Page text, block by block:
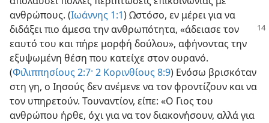
ανθρώπους. (Ιωάννης 1:1) Ωστόσο, εν μέρει για να
διδάξειπιο άμεσα την ανθρωπότητα, «άδειασε τον
εαυτό του και πήρε μορφή δούλου», αφήνοντας την
εξυψωμένη θέση που κατείχε στον ουρανό.
(Φιλιππησίους 2:7· 2 Κορινθίους 8:9) Ενόσω βρισκόταν
στη γη, ο Ιησούς δεν ανέμενε να τον φροντίζουν και να
τον υπηρετούν. Τουναντίον, είπε: «Ο Γιος του
ανθρώπου ήρθε, όχι για να τον διακονήσουν, αλλά για